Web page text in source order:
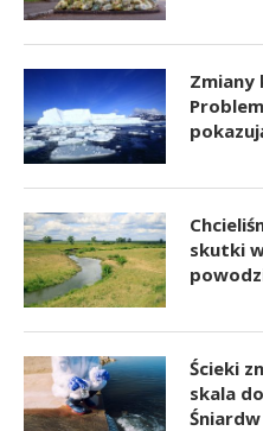
Zmiany
skutki
Ścieki
skala
Śniardw